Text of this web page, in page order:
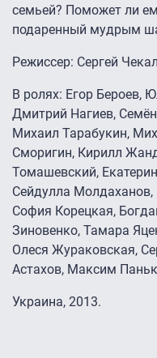
семьей? Поможет ли
подаренный мудрым
Режиссер: Сергей
В ролях: Егор Бероев,
Дмитрий Нагиев,
Михаил Тарабукин,
Сморигин, Кирилл
Томашевский,
Сейдулла
София Корецкая,
Зиновенко, Тамара
Олеся Жураковская,
Астахов, Максим
Украина, 2013.